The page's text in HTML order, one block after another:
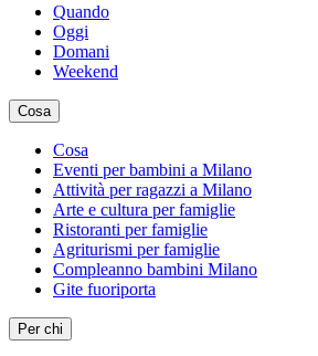
Quando
Oggi
Domani
Weekend
Cosa
Cosa
Eventi per bambini a Milano
Attività per ragazzi a Milano
Arte e cultura per famiglie
Ristoranti per famiglie
Agriturismi per famiglie
Compleanno bambini Milano
Gite fuoriporta
Per chi